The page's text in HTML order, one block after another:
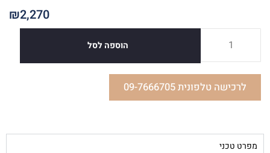
₪2,270
הוספה לסל
לרכישה טלפונית 09-7666705
מפרט טכני